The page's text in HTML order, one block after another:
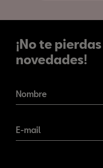
¡No te
novedades!
novedades!
Nombre
E-mail